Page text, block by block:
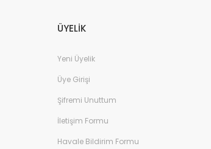
ÜYELİK
Yeni Üyelik
Üye Girişi
Şifremi Unuttum
İletişim Formu
Havale Bildirim Formu